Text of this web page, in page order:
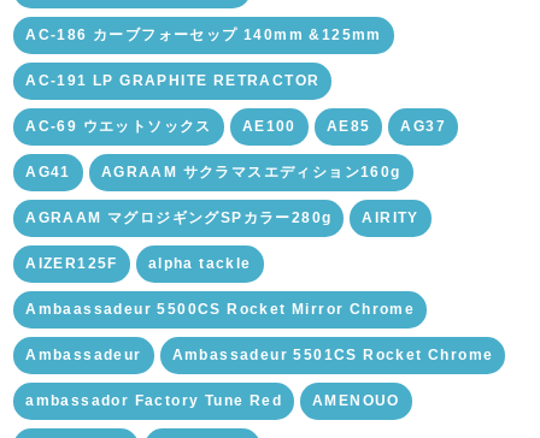
AC-186 カーブフォーセップ 140mm &125mm
AC-191 LP GRAPHITE RETRACTOR
AC-69 ウエットソックス AE100 AE85 AG37
AG41 AGRAAM サクラマスエディション160g
AGRAAM マグロジギングSPカラー280g AIRITY
AIZER125F alpha tackle
Ambaassadeur 5500CS Rocket Mirror Chrome
Ambassadeur Ambassadeur 5501CS Rocket Chrome
ambassador Factory Tune Red AMENOUO